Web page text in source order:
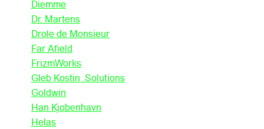
Diemme
Dr. Martens
Drole de Monsieur
Far Afield
FrizmWorks
Gleb Kostin .Solutions
Goldwin
Han Kjobenhavn
Helas